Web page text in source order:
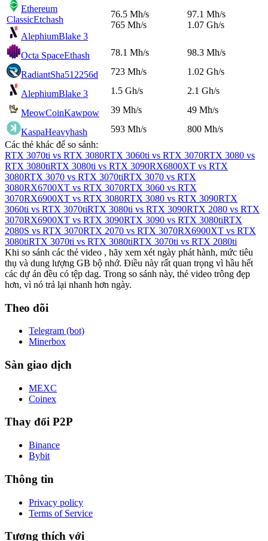
Ethereum
ClassicEtchash
AlephiumBlake 3
76.5 Mh/s
765 Mh/s
97.1 Mh/s
1.07 Gh/s
Octa SpaceEthash 78.1 Mh/s 98.3 Mh/s
RadiantSha512256d 723 Mh/s 1.02 Gh/s
AlephiumBlake 3 1.5 Gh/s 2.1 Gh/s
MeowCoinKawpow 39 Mh/s 49 Mh/s
KaspaHeavyhash 593 Mh/s
800 Mh/s
Các thẻ khác để so sánh:
RTX 3070ti vs RTX 3080RTX 3060ti vs RTX 3070RTX 3080 vs
RTX 3080tiRTX 3080ti vs RTX 3090RX6800XT vs RTX
3080RTX 3070 vs RTX 3070tiRTX 3070 vs RTX
3080RX6700XT vs RTX 3070RTX 3060 vs RTX
3070RX6900XT vs RTX 3080RTX 3080 vs RTX 3090RTX
3060ti vs RTX 3070tiRTX 3080ti vs RTX 3090RTX 2080 vs RTX
3070RX6900XT vs RTX 3090RTX 3090 vs RTX 3080tiRTX
2080S vs RTX 3070RTX 2070 vs RTX 3070RX6900XT vs RTX
3080tiRTX 3070ti vs RTX 3080tiRTX 3070ti vs RTX 2080ti
Khi so sánh các thẻ video , hãy xem xét ngày phát hành, mức tiêu
thụ và dung lượng GB bộ nhớ. Điều này rất quan trọng vì hầu hết
các dự án đều có tệp dag. Trong so sánh này, thẻ video trông đẹp
hơn, vì nó trả lại nhanh hơn ngày.
Theo dõi
Telegram (bot)
Minerbox
Sàn giao dịch
MEXC
Coinex
Thay đổi P2P
Binance
Bybit
Thông tin
Privacy policy
Terms of Service
Tương thích với